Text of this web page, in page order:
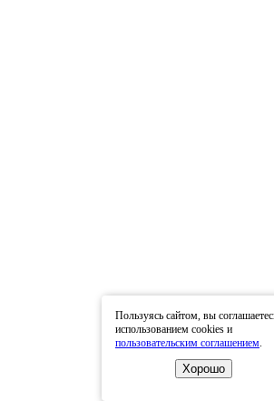
Пользуясь сайтом, вы
использованием cookies и
пользовательским соглашением.
Хорошо